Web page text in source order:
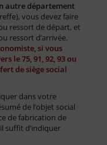
autre département
vous devez faire
ressort de départ, et
ressort d’arrivée.
si vous
le 75, 91, 92, 93 ou
de siège social
dans votre
de l’objet social
de fabrication de
suffit d’indiquer